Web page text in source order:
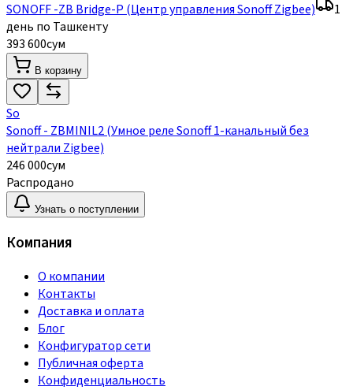
SONOFF -ZB Bridge-P (Центр управления Sonoff Zigbee)
1
день по Ташкенту
393 600сум
В корзину
So
Sonoff - ZBMINIL2 (Умное реле Sonoff 1-канальный без
нейтрали Zigbee)
246 000сум
Распродано
Узнать о поступлении
Компания
О компании
Контакты
Доставка и оплата
Блог
Конфигуратор сети
Публичная оферта
Конфиденциальность